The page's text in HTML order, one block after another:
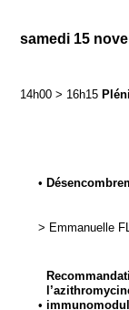
samedi 15
14h00 > 16h15
•
> Emmanuelle
•